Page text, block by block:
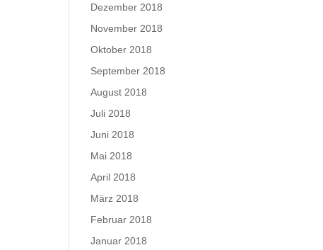
Dezember 2018
November 2018
Oktober 2018
September 2018
August 2018
Juli 2018
Juni 2018
Mai 2018
April 2018
März 2018
Februar 2018
Januar 2018